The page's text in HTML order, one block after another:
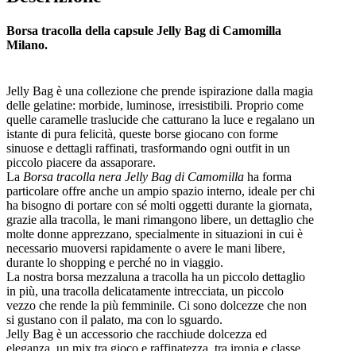
Borsa tracolla della capsule Jelly Bag di Camomilla
Milano.
Jelly Bag è una collezione che prende ispirazione dalla magia
delle gelatine: morbide, luminose, irresistibili. Proprio come
quelle caramelle traslucide che catturano la luce e regalano un
istante di pura felicità, queste borse giocano con forme
sinuose e dettagli raffinati, trasformando ogni outfit in un
piccolo piacere da assaporare.
La Borsa tracolla nera Jelly Bag di Camomilla ha forma
particolare offre anche un ampio spazio interno, ideale per chi
ha bisogno di portare con sé molti oggetti durante la giornata,
grazie alla tracolla, le mani rimangono libere, un dettaglio che
molte donne apprezzano, specialmente in situazioni in cui è
necessario muoversi rapidamente o avere le mani libere,
durante lo shopping e perché no in viaggio.
La nostra borsa mezzaluna a tracolla ha un piccolo dettaglio
in più, una tracolla delicatamente intrecciata, un piccolo
vezzo che rende la più femminile. Ci sono dolcezze che non
si gustano con il palato, ma con lo sguardo.
Jelly Bag è un accessorio che racchiude dolcezza ed
eleganza, un mix tra gioco e raffinatezza, tra ironia e classe.